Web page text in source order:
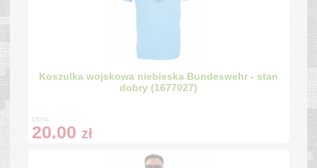
Koszulka wojskowa niebieska Bundeswehr - stan
dobry (1677027)
cena:
20.00 zł